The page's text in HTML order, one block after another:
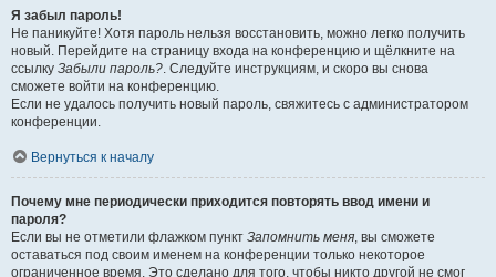
Я забыл пароль!
Не паникуйте! Хотя пароль нельзя восстановить, можно легко получить
новый. Перейдите на страницу входа на конференцию и щёлкните на
ссылку Забыли пароль?. Следуйте инструкциям, и скоро вы снова
сможете войти на конференцию.
Если не удалось получить новый пароль, свяжитесь с администратором
конференции.
Вернуться к началу
Почему мне периодически приходится повторять ввод имени и
пароля?
Если вы не отметили флажком пункт Запомнить меня, вы сможете
оставаться под своим именем на конференции только некоторое
ограниченное время. Это сделано для того, чтобы никто другой не смог